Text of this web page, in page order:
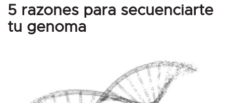
5 razones para secuenciarte
tu genoma